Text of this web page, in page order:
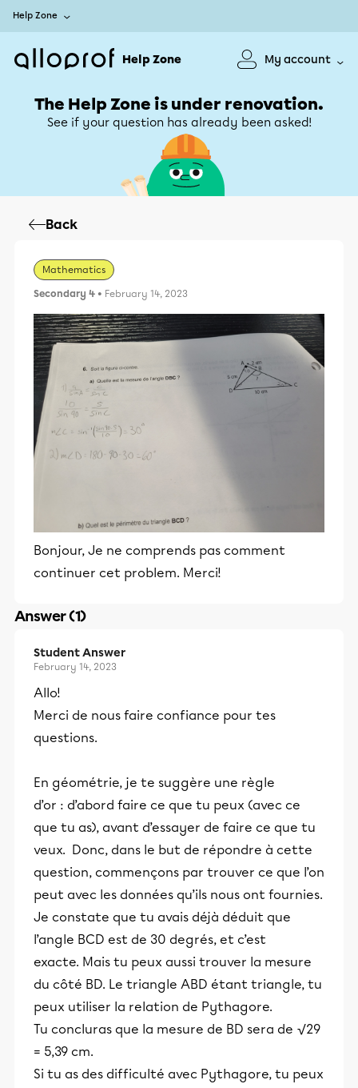
Help Zone
Help Zone My account
The Help Zone is under renovation.
See if your question has already been asked!
Back
Mathematics
Secondary 4 • February 14, 2023
Bonjour, Je ne comprends pas comment
continuer cet problem. Merci!
Answer (1)
Student Answer
February 14, 2023
Allo!
Merci de nous faire confiance pour tes
questions.
En géométrie, je te suggère une règle
d’or : d’abord faire ce que tu peux (avec ce
que tu as), avant d’essayer de faire ce que tu
veux. Donc, dans le but de répondre à cette
question, commençons par trouver ce que l’on
peut avec les données qu’ils nous ont fournies.
Je constate que tu avais déjà déduit que
l’angle BCD est de 30 degrés, et c’est
exacte. Mais tu peux aussi trouver la mesure
du côté BD. Le triangle ABD étant triangle, tu
peux utiliser la relation de Pythagore.
Tu concluras que la mesure de BD sera de √29
= 5,39 cm.
Si tu as des difficulté avec Pythagore, tu peux